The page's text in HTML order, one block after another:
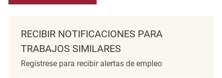
RECIBIR NOTIFICACIONES PARA
TRABAJOS SIMILARES
Regístrese para recibir alertas de empleo